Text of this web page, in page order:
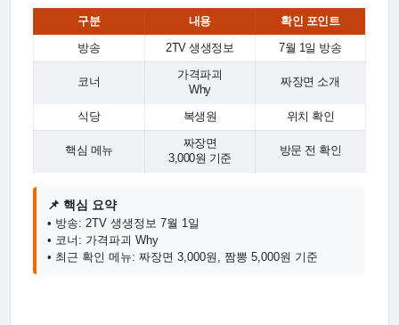
구분 내용 확인 포인트
방송 2TV 생생정보 7월 1일 방송
코너
가격파괴
Why
짜장면 소개
식당 복생원 위치 확인
핵심 메뉴
짜장면
3,000원 기준
방문 전 확인
📌 핵심 요약
• 방송: 2TV 생생정보 7월 1일
• 코너: 가격파괴 Why
• 최근 확인 메뉴: 짜장면 3,000원, 짬뽕 5,000원 기준